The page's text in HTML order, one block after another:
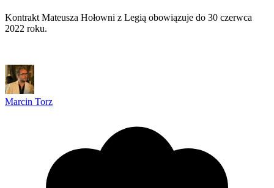
Kontrakt Mateusza Hołowni z Legią obowiązuje do 30 czerwca
2022 roku.
Marcin Torz